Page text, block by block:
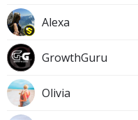
Alexa
GrowthGuru
Olivia